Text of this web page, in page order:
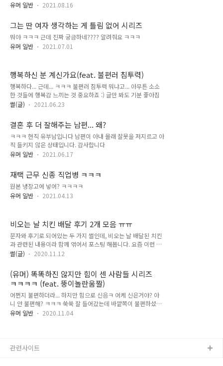
유머 일반
2021.08.16
그는 딴 여자 생각하는 게 틀림 없어 시리즈
뭐야 ㅋㅋㅋ 근데 진짜 궁금하네???? 알려줘요 ㅋㅋㅋ
유머 일반
2021.07.01
행복하신 분 계신가요(feat. 불편러 침투력)
행복하다... 근데... ㅋㅋㅋ 불편러 침투력 뭐냐고... 아무튼 소소
한 것들에 행복감 느끼는 것 중요하죠 :) 글만 봐도 기분 좋아짐
썰(글)
2021.06.23
결혼 후 더 잘해주는 남편... 왜?
ㅋㅋㅋ 현직 유부남입니다 남편이 아내 몰래 잘못을 저지르고 아
직 들키지 않은 상태입니다. 감사합니다
유머 일반
2021.06.17
재택 근무 신종 직업병 ㅋㅋㅋ
원본 냉장고에 넣어? ㅋㅋㅋㅋ
유머 일반
2021.04.13
비오는 날 치킨 배달 후기 2개 모음 ㅠㅠ
문자와 후기로 되어있는 두 가지 썰인데, 비오는 날 배달된 치킨
과 관련된 내용이라 함께 엮어서 포스팅 해봅니다. 요즘 이런 글
만 읽어도 뭉클해지네요. 저도 얼마전에 골목에서 택배 차량 사
는데, 오히려 기사님께서 '제가 좁게 대서 그렇죠 뭐' 하셔서 사
과드리면서 서로 웃고 말았습니다. 열심히 살고 서로 배려하는
우리 모두 화이팅입니다. ㅠㅠ ▼치킨 배달 후 받은 문자 사장님,
가족분들 모두 건강하시길... ▼ 치킨 배달 뭉클한 후기배달 관련
사고 소식 때문에 마음이 안 좋은데, 이런 이야기도 보게 되네요
우린 닭다리 때문에 헤어진 게 아니었어 인공지능이 구분하지 못
썰(글) 2020.11.12
(유머) 똑똑하진 않지만 힘이 센 사람들 시리즈
ㅋㅋㅋㅋ (feat. 뚱이놀란움짤)
어쩐지 불편하더라... 하지만 힘으로 신음ㅋ 어케 신은거야? 아
니 안 불편해? ㅋㅋㅋ 쑥쑥 잘 들어갔는데 바깥쪽이 불편하셨다
고... ㅎㅎ 처음 신으면 그럴 수 있다고 생각합니다 ^^ 너무 귀여
데 ㅋㅋㅋ 힘스탯 몰빵...ㅎ 근데 이것도 똑똑한거 아닌가요?ㅋ
유머 일반 2020.11.04
관련사이트